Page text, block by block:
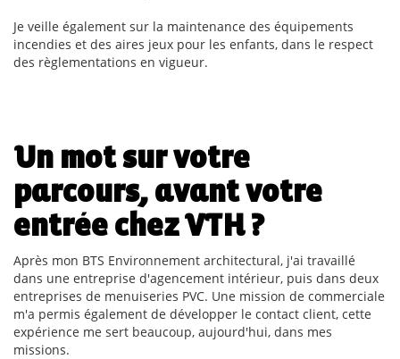
Je veille également sur la maintenance des équipements
incendies et des aires jeux pour les enfants, dans le respect
des règlementations en vigueur.
Un mot sur votre
parcours, avant votre
entrée chez VTH ?
Après mon BTS Environnement architectural, j'ai travaillé
dans une entreprise d'agencement intérieur, puis dans deux
entreprises de menuiseries PVC. Une mission de commerciale
m'a permis également de développer le contact client, cette
expérience me sert beaucoup, aujourd'hui, dans mes
missions.